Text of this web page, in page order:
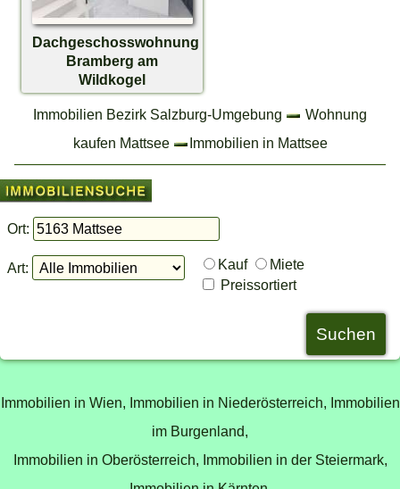
Dachgeschosswohnung
Bramberg am
Wildkogel
€ 525.000,-
Immobilien Bezirk Salzburg-Umgebung
Wohnung
kaufen Mattsee
Immobilien in Mattsee
Ort:
Art: Kauf
Miete
Preissortiert
Immobilien in Wien, Immobilien in Niederösterreich, Immobilien
im Burgenland,
Immobilien in Oberösterreich, Immobilien in der Steiermark,